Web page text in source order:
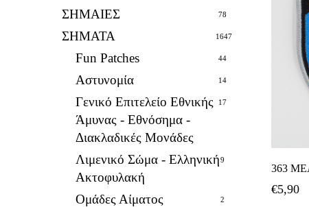
ΣΗΜΑΙΕΣ 78
ΣΗΜΑΤΑ 1647
Fun Patches 44
Αστυνομία 14
Γενικό Επιτελείο Εθνικής
Άμυνας - Εθνόσημα -
Διακλαδικές Μονάδες
17
Λιμενικό Σώμα - Ελληνική
Ακτοφυλακή
9
Ομάδες Αίματος 2
363
€5,90